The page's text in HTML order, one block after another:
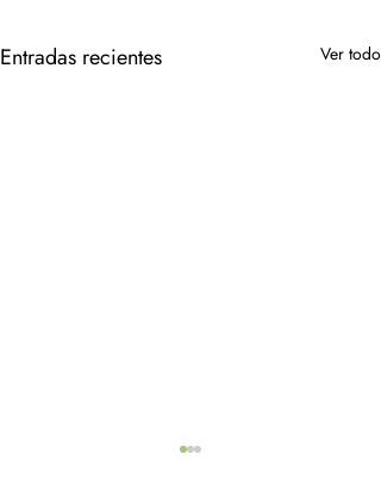
Entradas recientes Ver todo